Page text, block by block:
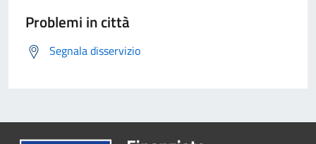
Problemi in città
Segnala disservizio